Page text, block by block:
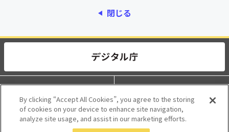
閉じる
動作環境 個人情報保護
利用規約 アクセシビリティ
By clicking “Accept All Cookies”, you agree to the storing
of cookies on your device to enhance site navigation,
analyze site usage, and assist in our marketing efforts.